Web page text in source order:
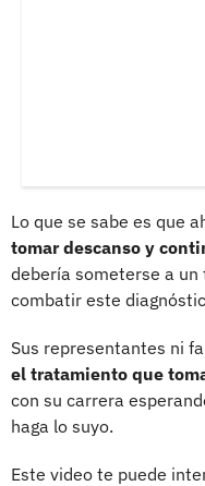
Lo que se sabe es que
tomar descanso y
debería someterse a
combatir este
Sus representantes ni
el tratamiento que
con su carrera
haga lo suyo.
Este video te puede